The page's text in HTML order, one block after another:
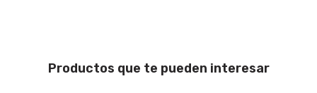
Productos que te pueden interesar